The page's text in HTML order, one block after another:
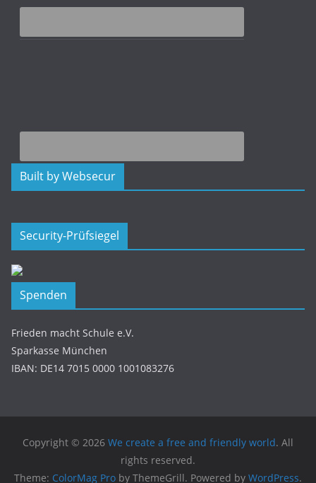
Built by Websecur
Security-Prüfsiegel
Spenden
Frieden macht Schule e.V.
Sparkasse München
IBAN: DE14 7015 0000 1001083276
Copyright © 2026 We create a free and friendly world. All
rights reserved.
Theme: ColorMag Pro by ThemeGrill. Powered by WordPress.